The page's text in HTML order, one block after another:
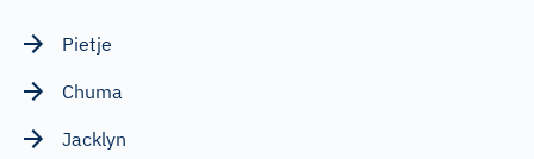
Pietje
Chuma
Jacklyn